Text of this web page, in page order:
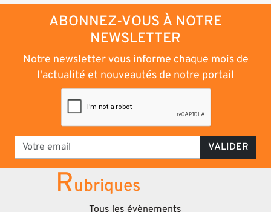
ABONNEZ-VOUS À NOTRE
NEWSLETTER
Notre newsletter vous informe chaque mois de
l'actualité et nouveautés de notre portail
VALIDER
Rubriques
Tous les évènements